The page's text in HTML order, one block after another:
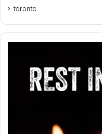
toronto